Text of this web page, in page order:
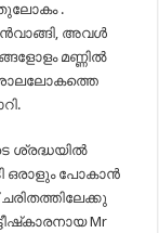
.
അവൾ
മണ്ണിൽ
ശ്രദ്ധയിൽ
ഒരാളും പോകാൻ
Mr